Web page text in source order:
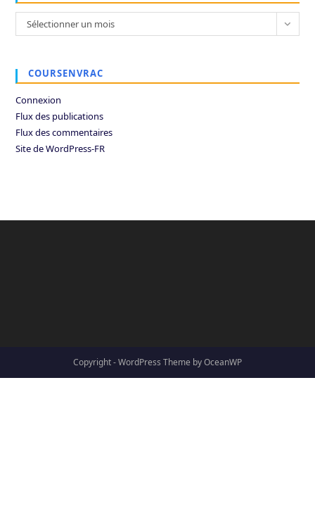
Archives
Sélectionner un mois
COURSENVRAC
Connexion
Flux des publications
Flux des commentaires
Site de WordPress-FR
Copyright - WordPress Theme by OceanWP